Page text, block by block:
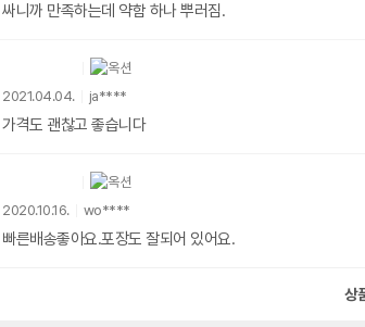
싸니까 만족하는데 약함 하나 뿌러짐.
2021.04.04. ja****
가격도 괜찮고 좋습니다
2020.10.16. wo****
빠른배송좋아요.포장도 잘되어 있어요.
상